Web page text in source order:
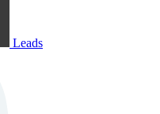
Leads